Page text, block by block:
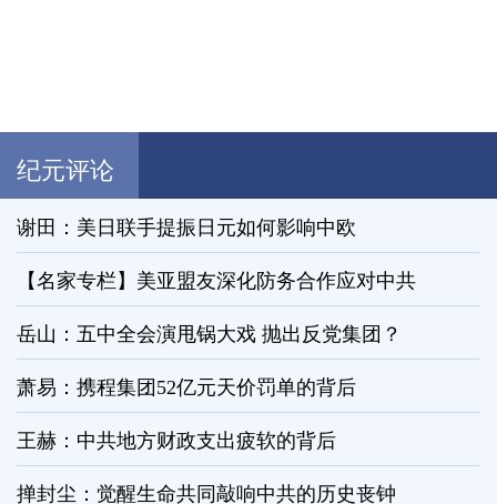
纪元评论
谢田：美日联手提振日元如何影响中欧
【名家专栏】美亚盟友深化防务合作应对中共
岳山：五中全会演甩锅大戏 抛出反党集团？
萧易：携程集团52亿元天价罚单的背后
王赫：中共地方财政支出疲软的背后
掸封尘：觉醒生命共同敲响中共的历史丧钟